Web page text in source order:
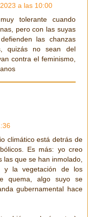
a las 10:00
tolerante cuando
pero con las suyas
las chanzas
quizás no sean del
contra el feminismo,
climático está detrás de
Es más: yo creo
las que se han inmolado,
y la vegetación de los
quema, algo suyo se
gubernamental hace